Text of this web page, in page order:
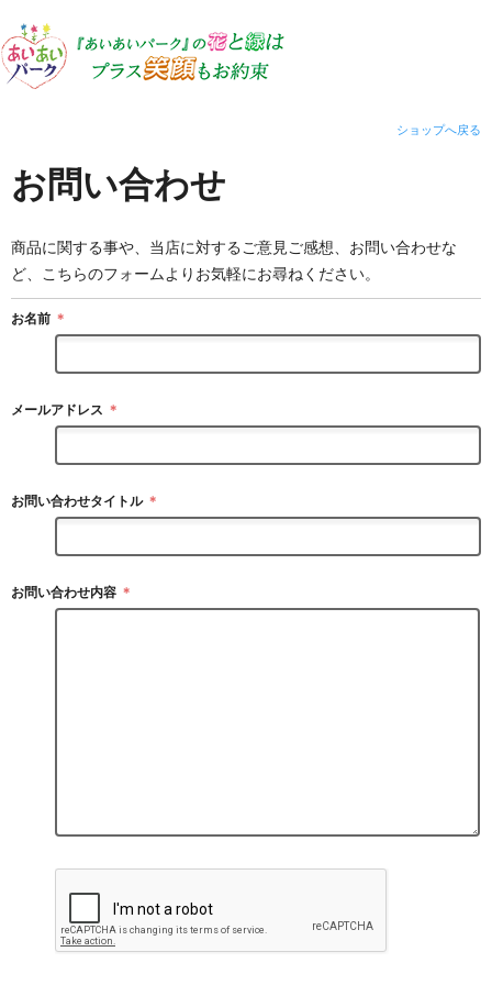
ショップへ戻る
お問い合わせ
商品に関する事や、当店に対するご意見ご感想、お問い合わせな
ど、こちらのフォームよりお気軽にお尋ねください。
お名前 ＊
メールアドレス ＊
お問い合わせタイトル ＊
お問い合わせ内容 ＊